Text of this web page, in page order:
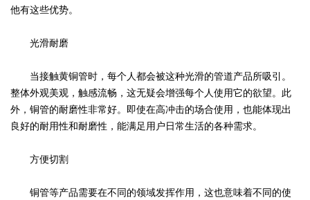
他有这些优势。
光滑耐磨
当接触黄铜管时，每个人都会被这种光滑的管道产品所吸引。
整体外观美观，触感流畅，这无疑会增强每个人使用它的欲望。此
外，铜管的耐磨性非常好。即使在高冲击的场合使用，也能体现出
良好的耐用性和耐磨性，能满足用户日常生活的各种需求。
方便切割
铜管等产品需要在不同的领域发挥作用，这也意味着不同的使